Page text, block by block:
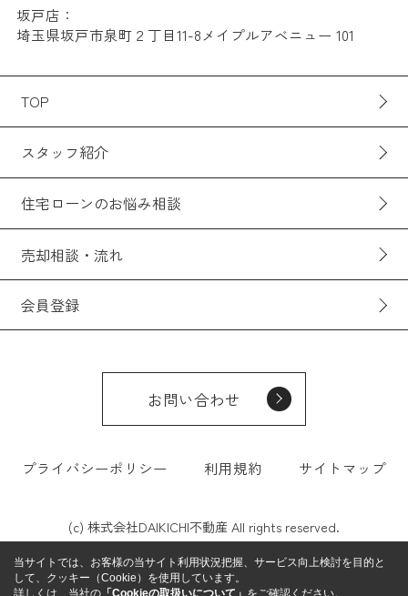
坂戸店：
埼玉県坂戸市泉町２丁目11-8メイプルアベニュー 101
TOP
スタッフ紹介
住宅ローンのお悩み相談
売却相談・流れ
会員登録
お問い合わせ
プライバシーポリシー 利用規約 サイトマップ
(c) 株式会社DAIKICHI不動産 All rights reserved.
当サイトでは、お客様の当サイト利用状況把握、サービス向上検討を目的と
して、クッキー（Cookie）を使用しています。
詳しくは、当社の 「Cookieの取扱いについて」 をご確認ください。